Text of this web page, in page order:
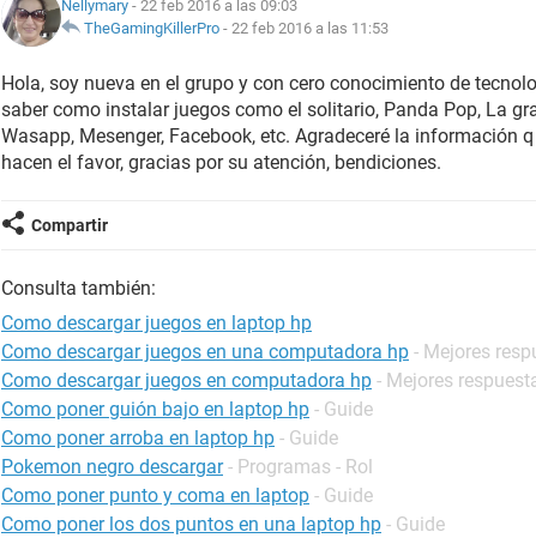
Nellymary - 22 feb 2016 a las 09:03
TheGamingKillerPro - 22 feb 2016 a las 11:53
Hola, soy nueva en el grupo y con cero conocimiento de
saber como instalar juegos como el solitario, Panda Pop, La
Wasapp, Mesenger, Facebook, etc. Agradeceré la información
hacen el favor, gracias por su atención, bendiciones.
Compartir
Consulta también:
Como descargar juegos en laptop hp
Como descargar juegos en una computadora hp - Mejores
Como descargar juegos en computadora hp - Mejores
Como poner guión bajo en laptop hp - Guide
Como poner arroba en laptop hp - Guide
Pokemon negro descargar - Programas - Rol
Como poner punto y coma en laptop - Guide
Como poner los dos puntos en una laptop hp - Guide